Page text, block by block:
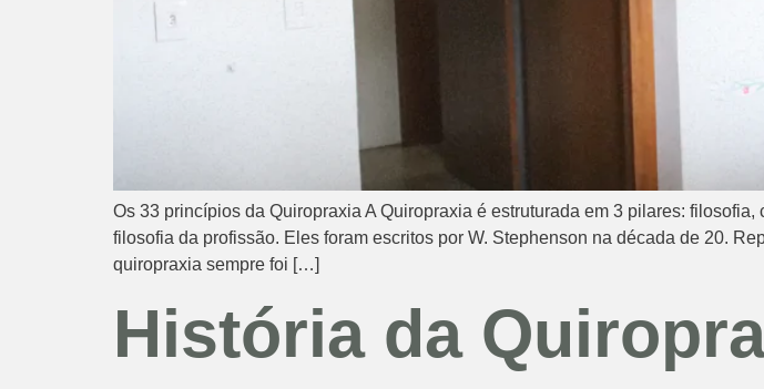
Os 33 princípios da Quiropraxia A Quiropraxia é estruturada em 3 pilares:
filosofia da profissão. Eles foram escritos por W. Stephenson na década de 20.
quiropraxia sempre foi […]
História da